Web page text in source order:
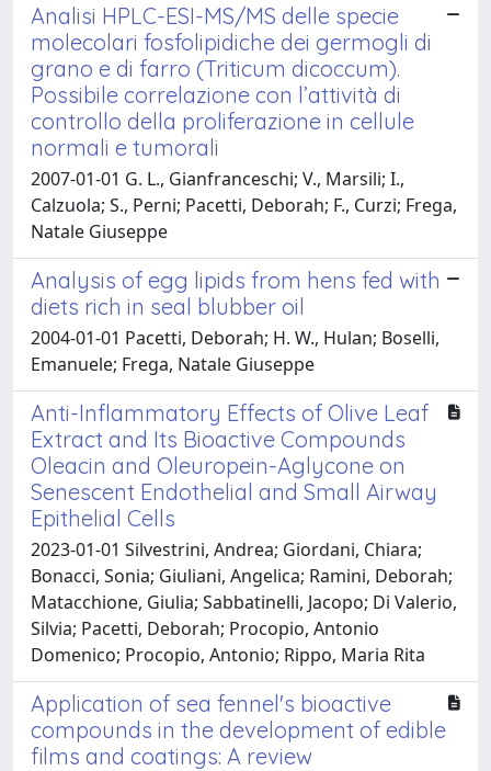
Analisi HPLC-ESI-MS/MS delle specie
molecolari fosfolipidiche dei germogli di
grano e di farro (Triticum dicoccum).
Possibile correlazione con l’attività di
controllo della proliferazione in cellule
normali e tumorali
2007-01-01 G. L., Gianfranceschi; V., Marsili; I.,
Calzuola; S., Perni; Pacetti, Deborah; F., Curzi; Frega,
Natale Giuseppe
Analysis of egg lipids from hens fed with
diets rich in seal blubber oil
2004-01-01 Pacetti, Deborah; H. W., Hulan; Boselli,
Emanuele; Frega, Natale Giuseppe
Anti-Inflammatory Effects of Olive Leaf
Extract and Its Bioactive Compounds
Oleacin and Oleuropein-Aglycone on
Senescent Endothelial and Small Airway
Epithelial Cells
2023-01-01 Silvestrini, Andrea; Giordani, Chiara;
Bonacci, Sonia; Giuliani, Angelica; Ramini, Deborah;
Matacchione, Giulia; Sabbatinelli, Jacopo; Di Valerio,
Silvia; Pacetti, Deborah; Procopio, Antonio
Domenico; Procopio, Antonio; Rippo, Maria Rita
Application of sea fennel's bioactive
compounds in the development of edible
films and coatings: A review